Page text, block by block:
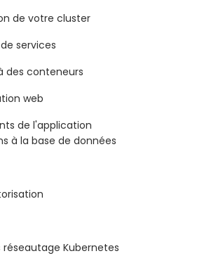
de votre cluster
services
des conteneurs
web
de l'application
à la base de données
Kubernetes